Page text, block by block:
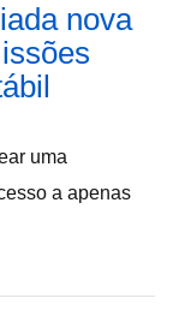
nova
uma
a apenas